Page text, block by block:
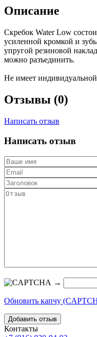
Описание
Скребок Water Low
усиленной кромкой и
упругой резиновой
можно разъединить.
Не имеет
Отзывы (0)
Написать отзыв
Написать отзыв
→
Обновить капчу
Контакты